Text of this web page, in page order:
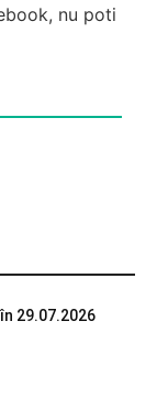
nu poti
29.07.2026